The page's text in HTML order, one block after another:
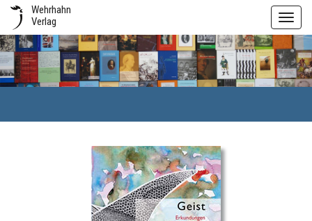
Wehrhahn
Verlag